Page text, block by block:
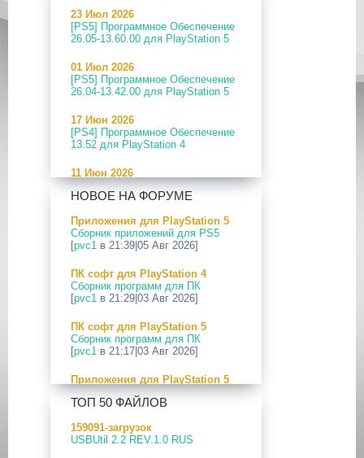
23 Июл 2026
[PS5] Программное Обеспечение
26.05-13.60.00 для PlayStation 5
01 Июл 2026
[PS5] Программное Обеспечение
26.04-13.42.00 для PlayStation 5
17 Июн 2026
[PS4] Программное Обеспечение
13.52 для PlayStation 4
11 Июн 2026
[PS5] Программное Обеспечение
26.04-13.40.00 для PlayStation 5
24 Апр 2026
[PS5] Программное Обеспечение
26.03-13.20.00 для PlayStation 5
12 Апр 2026
[PS Portal] Программное
Обеспечение 7.0.2 для PS Portal
09 Апр 2026
[PS3|CFW] webMAN MOD
v1.47.48p
29 Мар 2026
[PS3] PS3HEN v3.5.0
19 Мар 2026
[PS Portal] Программное
НОВОЕ НА ФОРУМЕ
Приложения для PlayStation 5
Сборник приложений для PS5
[pvc1 в 21:39|05 Авг 2026]
ПК софт для PlayStation 4
Сборник программ для ПК
[pvc1 в 21:29|03 Авг 2026]
ПК софт для PlayStation 5
Сборник программ для ПК
[pvc1 в 21:17|03 Авг 2026]
Приложения для PlayStation 5
PS5 Payload websrv v0.34
[pvc1 в 09:02|03 Авг 2026]
Приложения для PlayStation 5
PS5 payload shsrv v0.20
ТОП 50 ФАЙЛОВ
159091-загрузок
USBUtil 2.2 REV.1.0 RUS